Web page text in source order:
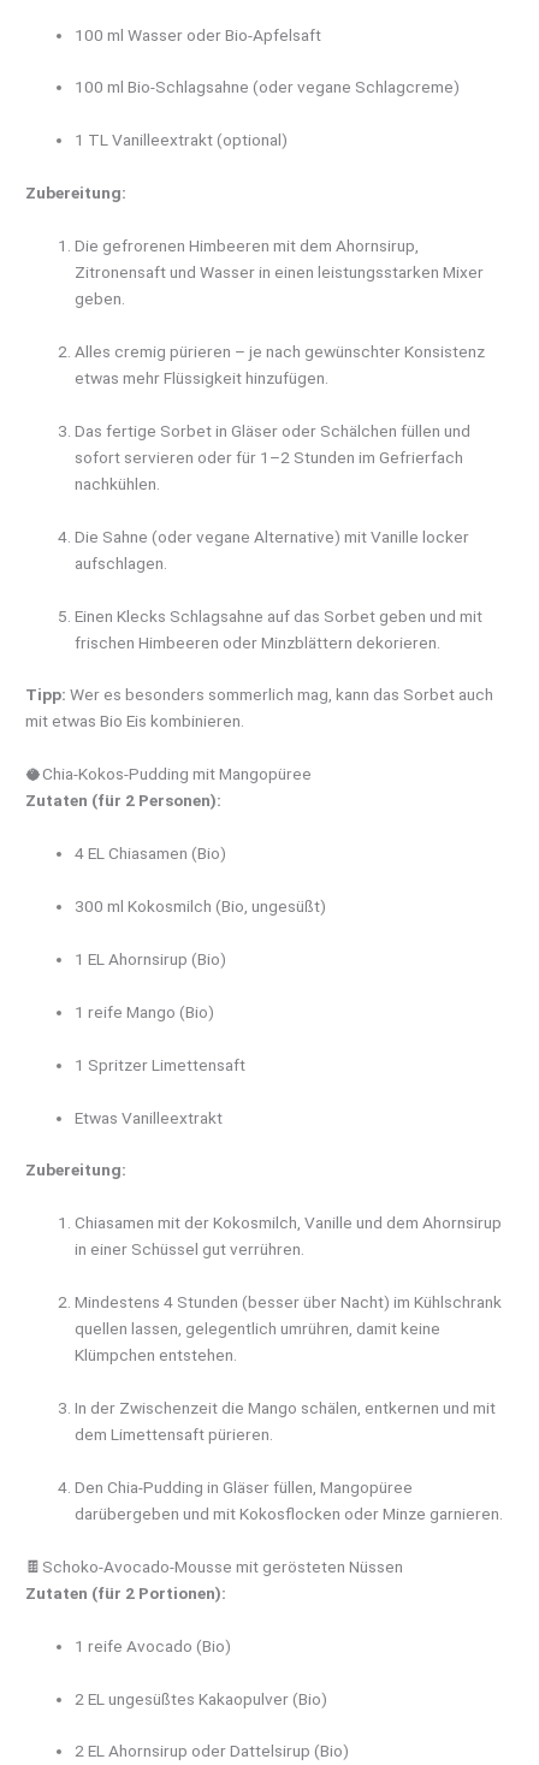
100 ml Wasser oder Bio-Apfelsaft
100 ml Bio-Schlagsahne (oder vegane Schlagcreme)
1 TL Vanilleextrakt (optional)
Zubereitung:
Die gefrorenen Himbeeren mit dem Ahornsirup,
Zitronensaft und Wasser in einen leistungsstarken Mixer
geben.
Alles cremig pürieren – je nach gewünschter Konsistenz
etwas mehr Flüssigkeit hinzufügen.
Das fertige Sorbet in Gläser oder Schälchen füllen und
sofort servieren oder für 1–2 Stunden im Gefrierfach
nachkühlen.
Die Sahne (oder vegane Alternative) mit Vanille locker
aufschlagen.
Einen Klecks Schlagsahne auf das Sorbet geben und mit
frischen Himbeeren oder Minzblättern dekorieren.
Tipp: Wer es besonders sommerlich mag, kann das Sorbet auch
mit etwas Bio Eis kombinieren.
🥥Chia-Kokos-Pudding mit Mangopüree
Zutaten (für 2 Personen):
4 EL Chiasamen (Bio)
300 ml Kokosmilch (Bio, ungesüßt)
1 EL Ahornsirup (Bio)
1 reife Mango (Bio)
1 Spritzer Limettensaft
Etwas Vanilleextrakt
Zubereitung:
Chiasamen mit der Kokosmilch, Vanille und dem Ahornsirup
in einer Schüssel gut verrühren.
Mindestens 4 Stunden (besser über Nacht) im Kühlschrank
quellen lassen, gelegentlich umrühren, damit keine
Klümpchen entstehen.
In der Zwischenzeit die Mango schälen, entkernen und mit
dem Limettensaft pürieren.
Den Chia-Pudding in Gläser füllen, Mangopüree
darübergeben und mit Kokosflocken oder Minze garnieren.
🍫Schoko-Avocado-Mousse mit gerösteten Nüssen
Zutaten (für 2 Portionen):
1 reife Avocado (Bio)
2 EL ungesüßtes Kakaopulver (Bio)
2 EL Ahornsirup oder Dattelsirup (Bio)